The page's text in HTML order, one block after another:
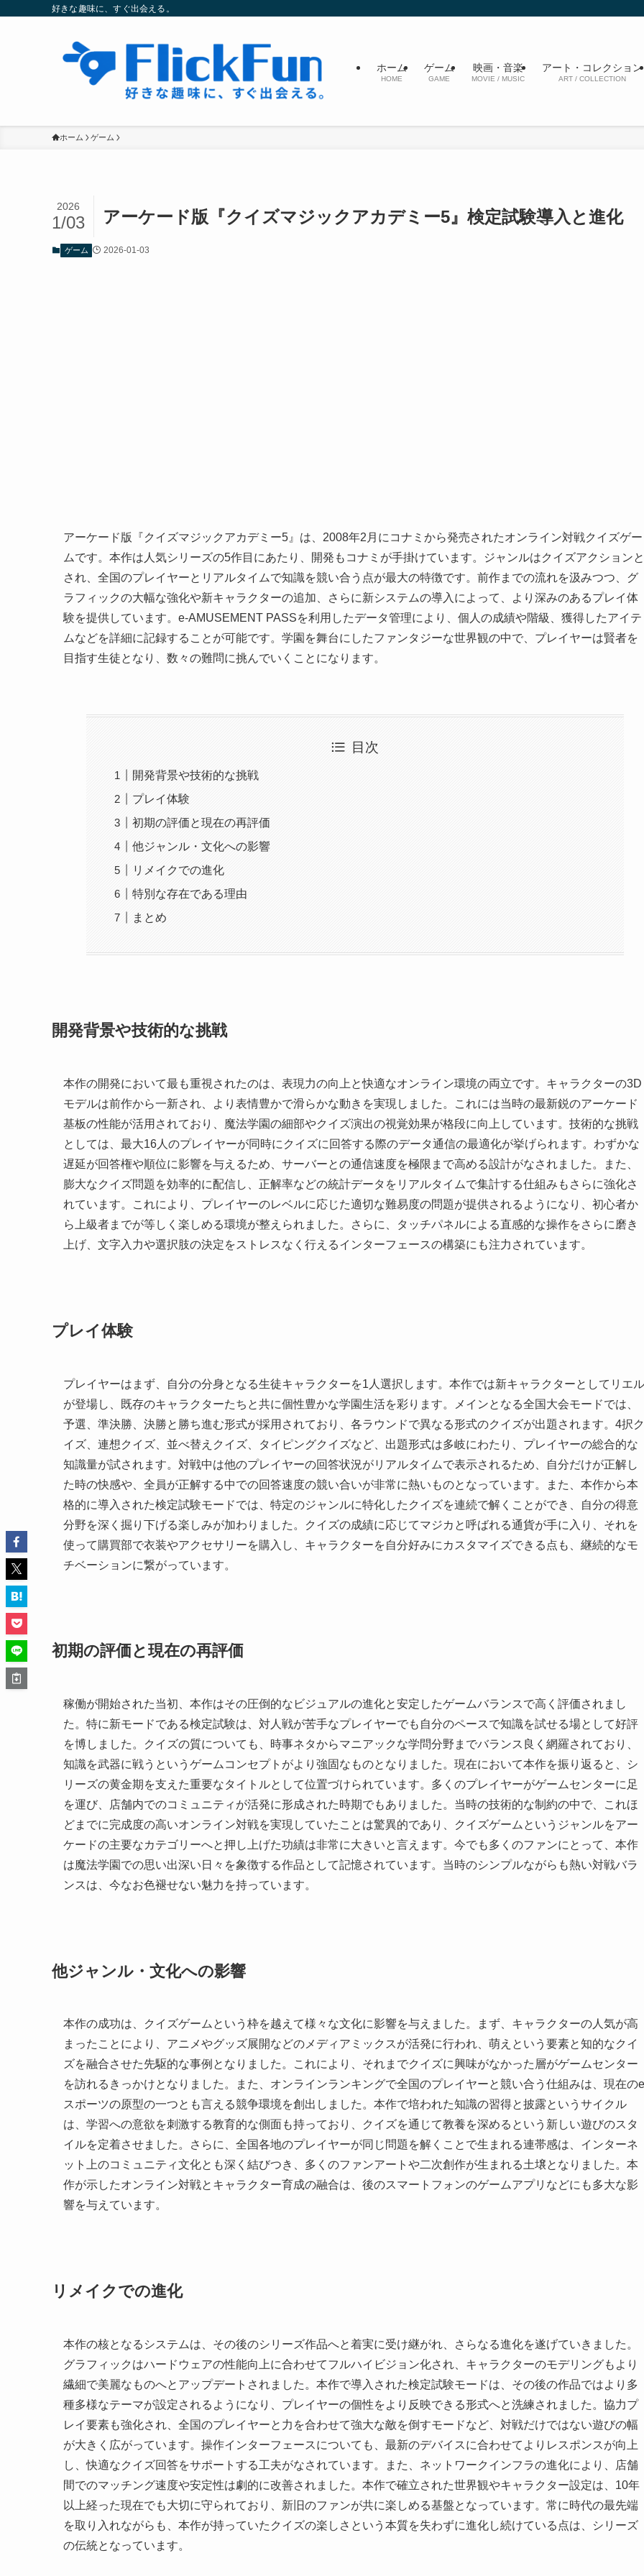
好きな趣味に、すぐ出会える。
ホーム
HOME
ゲーム
GAME
映画・音楽
MOVIE / MUSIC
アート・コレクション
ART / COLLECTION
ホーム ゲーム
アーケード版『クイズマジックアカデミー5』検定試験導入と進化
2026
1/03
ゲーム 2026-01-03
アーケード版『クイズマジックアカデミー5』は、2008年2月にコナミから発売されたオンライン対戦クイズゲー
ムです。本作は人気シリーズの5作目にあたり、開発もコナミが手掛けています。ジャンルはクイズアクションと
され、全国のプレイヤーとリアルタイムで知識を競い合う点が最大の特徴です。前作までの流れを汲みつつ、グ
ラフィックの大幅な強化や新キャラクターの追加、さらに新システムの導入によって、より深みのあるプレイ体
験を提供しています。e-AMUSEMENT PASSを利用したデータ管理により、個人の成績や階級、獲得したアイテ
ムなどを詳細に記録することが可能です。学園を舞台にしたファンタジーな世界観の中で、プレイヤーは賢者を
目指す生徒となり、数々の難問に挑んでいくことになります。
目次
開発背景や技術的な挑戦
プレイ体験
初期の評価と現在の再評価
他ジャンル・文化への影響
リメイクでの進化
特別な存在である理由
まとめ
開発背景や技術的な挑戦
本作の開発において最も重視されたのは、表現力の向上と快適なオンライン環境の両立です。キャラクターの3D
モデルは前作から一新され、より表情豊かで滑らかな動きを実現しました。これには当時の最新鋭のアーケード
基板の性能が活用されており、魔法学園の細部やクイズ演出の視覚効果が格段に向上しています。技術的な挑戦
としては、最大16人のプレイヤーが同時にクイズに回答する際のデータ通信の最適化が挙げられます。わずかな
遅延が回答権や順位に影響を与えるため、サーバーとの通信速度を極限まで高める設計がなされました。また、
膨大なクイズ問題を効率的に配信し、正解率などの統計データをリアルタイムで集計する仕組みもさらに強化さ
れています。これにより、プレイヤーのレベルに応じた適切な難易度の問題が提供されるようになり、初心者か
ら上級者までが等しく楽しめる環境が整えられました。さらに、タッチパネルによる直感的な操作をさらに磨き
上げ、文字入力や選択肢の決定をストレスなく行えるインターフェースの構築にも注力されています。
プレイ体験
プレイヤーはまず、自分の分身となる生徒キャラクターを1人選択します。本作では新キャラクターとしてリエル
が登場し、既存のキャラクターたちと共に個性豊かな学園生活を彩ります。メインとなる全国大会モードでは、
予選、準決勝、決勝と勝ち進む形式が採用されており、各ラウンドで異なる形式のクイズが出題されます。4択ク
イズ、連想クイズ、並べ替えクイズ、タイピングクイズなど、出題形式は多岐にわたり、プレイヤーの総合的な
知識量が試されます。対戦中は他のプレイヤーの回答状況がリアルタイムで表示されるため、自分だけが正解し
た時の快感や、全員が正解する中での回答速度の競い合いが非常に熱いものとなっています。また、本作から本
格的に導入された検定試験モードでは、特定のジャンルに特化したクイズを連続で解くことができ、自分の得意
分野を深く掘り下げる楽しみが加わりました。クイズの成績に応じてマジカと呼ばれる通貨が手に入り、それを
使って購買部で衣装やアクセサリーを購入し、キャラクターを自分好みにカスタマイズできる点も、継続的なモ
チベーションに繋がっています。
初期の評価と現在の再評価
稼働が開始された当初、本作はその圧倒的なビジュアルの進化と安定したゲームバランスで高く評価されまし
た。特に新モードである検定試験は、対人戦が苦手なプレイヤーでも自分のペースで知識を試せる場として好評
を博しました。クイズの質についても、時事ネタからマニアックな学問分野までバランス良く網羅されており、
知識を武器に戦うというゲームコンセプトがより強固なものとなりました。現在において本作を振り返ると、シ
リーズの黄金期を支えた重要なタイトルとして位置づけられています。多くのプレイヤーがゲームセンターに足
を運び、店舗内でのコミュニティが活発に形成された時期でもありました。当時の技術的な制約の中で、これほ
どまでに完成度の高いオンライン対戦を実現していたことは驚異的であり、クイズゲームというジャンルをアー
ケードの主要なカテゴリーへと押し上げた功績は非常に大きいと言えます。今でも多くのファンにとって、本作
は魔法学園での思い出深い日々を象徴する作品として記憶されています。当時のシンプルながらも熱い対戦バラ
ンスは、今なお色褪せない魅力を持っています。
他ジャンル・文化への影響
本作の成功は、クイズゲームという枠を越えて様々な文化に影響を与えました。まず、キャラクターの人気が高
まったことにより、アニメやグッズ展開などのメディアミックスが活発に行われ、萌えという要素と知的なクイ
ズを融合させた先駆的な事例となりました。これにより、それまでクイズに興味がなかった層がゲームセンター
を訪れるきっかけとなりました。また、オンラインランキングで全国のプレイヤーと競い合う仕組みは、現在のe
スポーツの原型の一つとも言える競争環境を創出しました。本作で培われた知識の習得と披露というサイクル
は、学習への意欲を刺激する教育的な側面も持っており、クイズを通じて教養を深めるという新しい遊びのスタ
イルを定着させました。さらに、全国各地のプレイヤーが同じ問題を解くことで生まれる連帯感は、インターネ
ット上のコミュニティ文化とも深く結びつき、多くのファンアートや二次創作が生まれる土壌となりました。本
作が示したオンライン対戦とキャラクター育成の融合は、後のスマートフォンのゲームアプリなどにも多大な影
響を与えています。
リメイクでの進化
本作の核となるシステムは、その後のシリーズ作品へと着実に受け継がれ、さらなる進化を遂げていきました。
グラフィックはハードウェアの性能向上に合わせてフルハイビジョン化され、キャラクターのモデリングもより
繊細で美麗なものへとアップデートされました。本作で導入された検定試験モードは、その後の作品ではより多
種多様なテーマが設定されるようになり、プレイヤーの個性をより反映できる形式へと洗練されました。協力プ
レイ要素も強化され、全国のプレイヤーと力を合わせて強大な敵を倒すモードなど、対戦だけではない遊びの幅
が大きく広がっています。操作インターフェースについても、最新のデバイスに合わせてよりレスポンスが向上
し、快適なクイズ回答をサポートする工夫がなされています。また、ネットワークインフラの進化により、店舗
間でのマッチング速度や安定性は劇的に改善されました。本作で確立された世界観やキャラクター設定は、10年
以上経った現在でも大切に守られており、新旧のファンが共に楽しめる基盤となっています。常に時代の最先端
を取り入れながらも、本作が持っていたクイズの楽しさという本質を失わずに進化し続けている点は、シリーズ
の伝統となっています。